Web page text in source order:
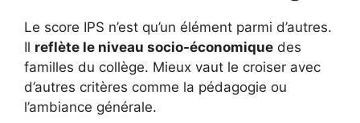
Le score IPS n’est qu’un élément parmi d’autres.
Il reflète le niveau socio-économique des
familles du collège. Mieux vaut le croiser avec
d’autres critères comme la pédagogie ou
l’ambiance générale.